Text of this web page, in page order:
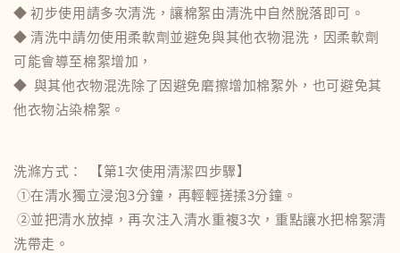
◆ 初步使用請多次清洗，讓棉絮由清洗中自然脫落即可。
◆ 清洗中請勿使用柔軟劑並避免與其他衣物混洗，因柔軟劑
可能會導至棉絮增加，
◆ 與其他衣物混洗除了因避免磨擦增加棉絮外，也可避免其
他衣物沾染棉絮。
洗滌方式： 【第1次使用清潔四步驟】
①在清水獨立浸泡3分鐘，再輕輕搓揉3分鐘。
②並把清水放掉，再次注入清水重複3次，重點讓水把棉絮清
洗帶走。